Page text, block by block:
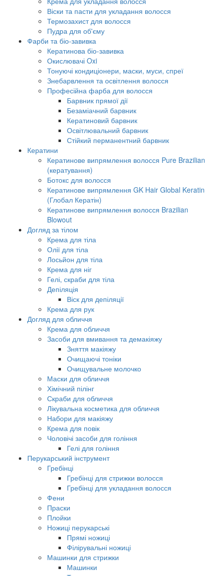
Віски та пасти для укладання волосся
Термозахист для волосся
Пудра для об'єму
Фарби та біо-завивка
Кератинова біо-завивка
Окислювачі Oxi
Тонуючі кондиціонери, маски, муси, спреї
Знебарвлення та освітлення волосся
Професійна фарба для волосся
Барвник прямої дії
Безаміачний барвник
Кератиновий барвник
Освітлювальний барвник
Стійкий перманентний барвник
Кератини
Кератинове випрямлення волосся Pure Brazilian
(кератування)
Ботокс для волосся
Кератинове випрямлення GK Hair Global Keratin
(Глобал Кератін)
Кератинове випрямлення волосся Brazilian
Blowout
Догляд за тілом
Крема для тіла
Олії для тіла
Лосьйон для тіла
Крема для ніг
Гелі, скраби для тіла
Депіляція
Віск для депіляції
Крема для рук
Догляд для обличчя
Крема для обличчя
Засоби для вмивання та демакіяжу
Зняття макіяжу
Очищаючі тоніки
Очищувальне молочко
Маски для обличчя
Хімічний пілінг
Скраби для обличчя
Лікувальна косметика для обличчя
Набори для макіяжу
Крема для повік
Чоловічі засоби для гоління
Гелі для гоління
Перукарський інструмент
Гребінці
Гребінці для стрижки волосся
Гребінці для укладання волосся
Фени
Праски
Плойки
Ножиці перукарські
Прямі ножиці
Філірувальні ножиці
Машинки для стрижки
Машинки